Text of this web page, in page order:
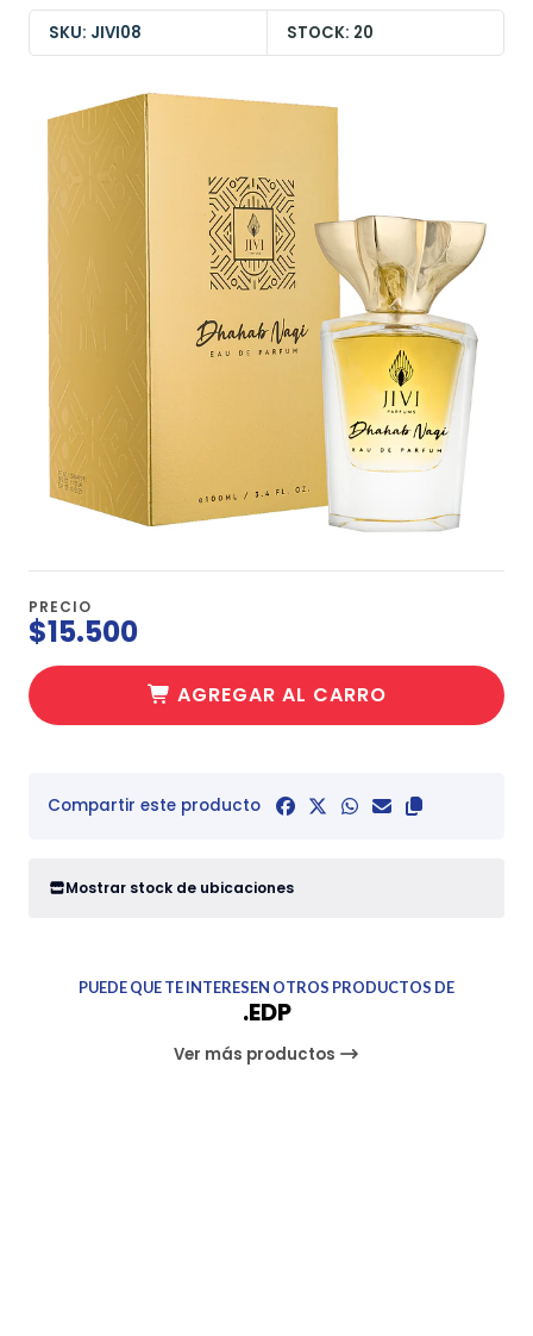
SKU: JIVI08 STOCK: 20
PRECIO
$15.500
AGREGAR AL CARRO
Compartir este producto
Mostrar stock de ubicaciones
PUEDE QUE TE INTERESEN OTROS PRODUCTOS DE
.EDP
Ver más productos